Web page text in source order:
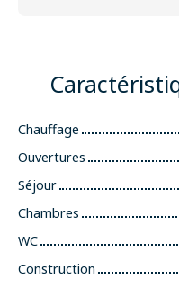
Chauffage
Ouvertures
Séjour
Chambres
WC
Construction